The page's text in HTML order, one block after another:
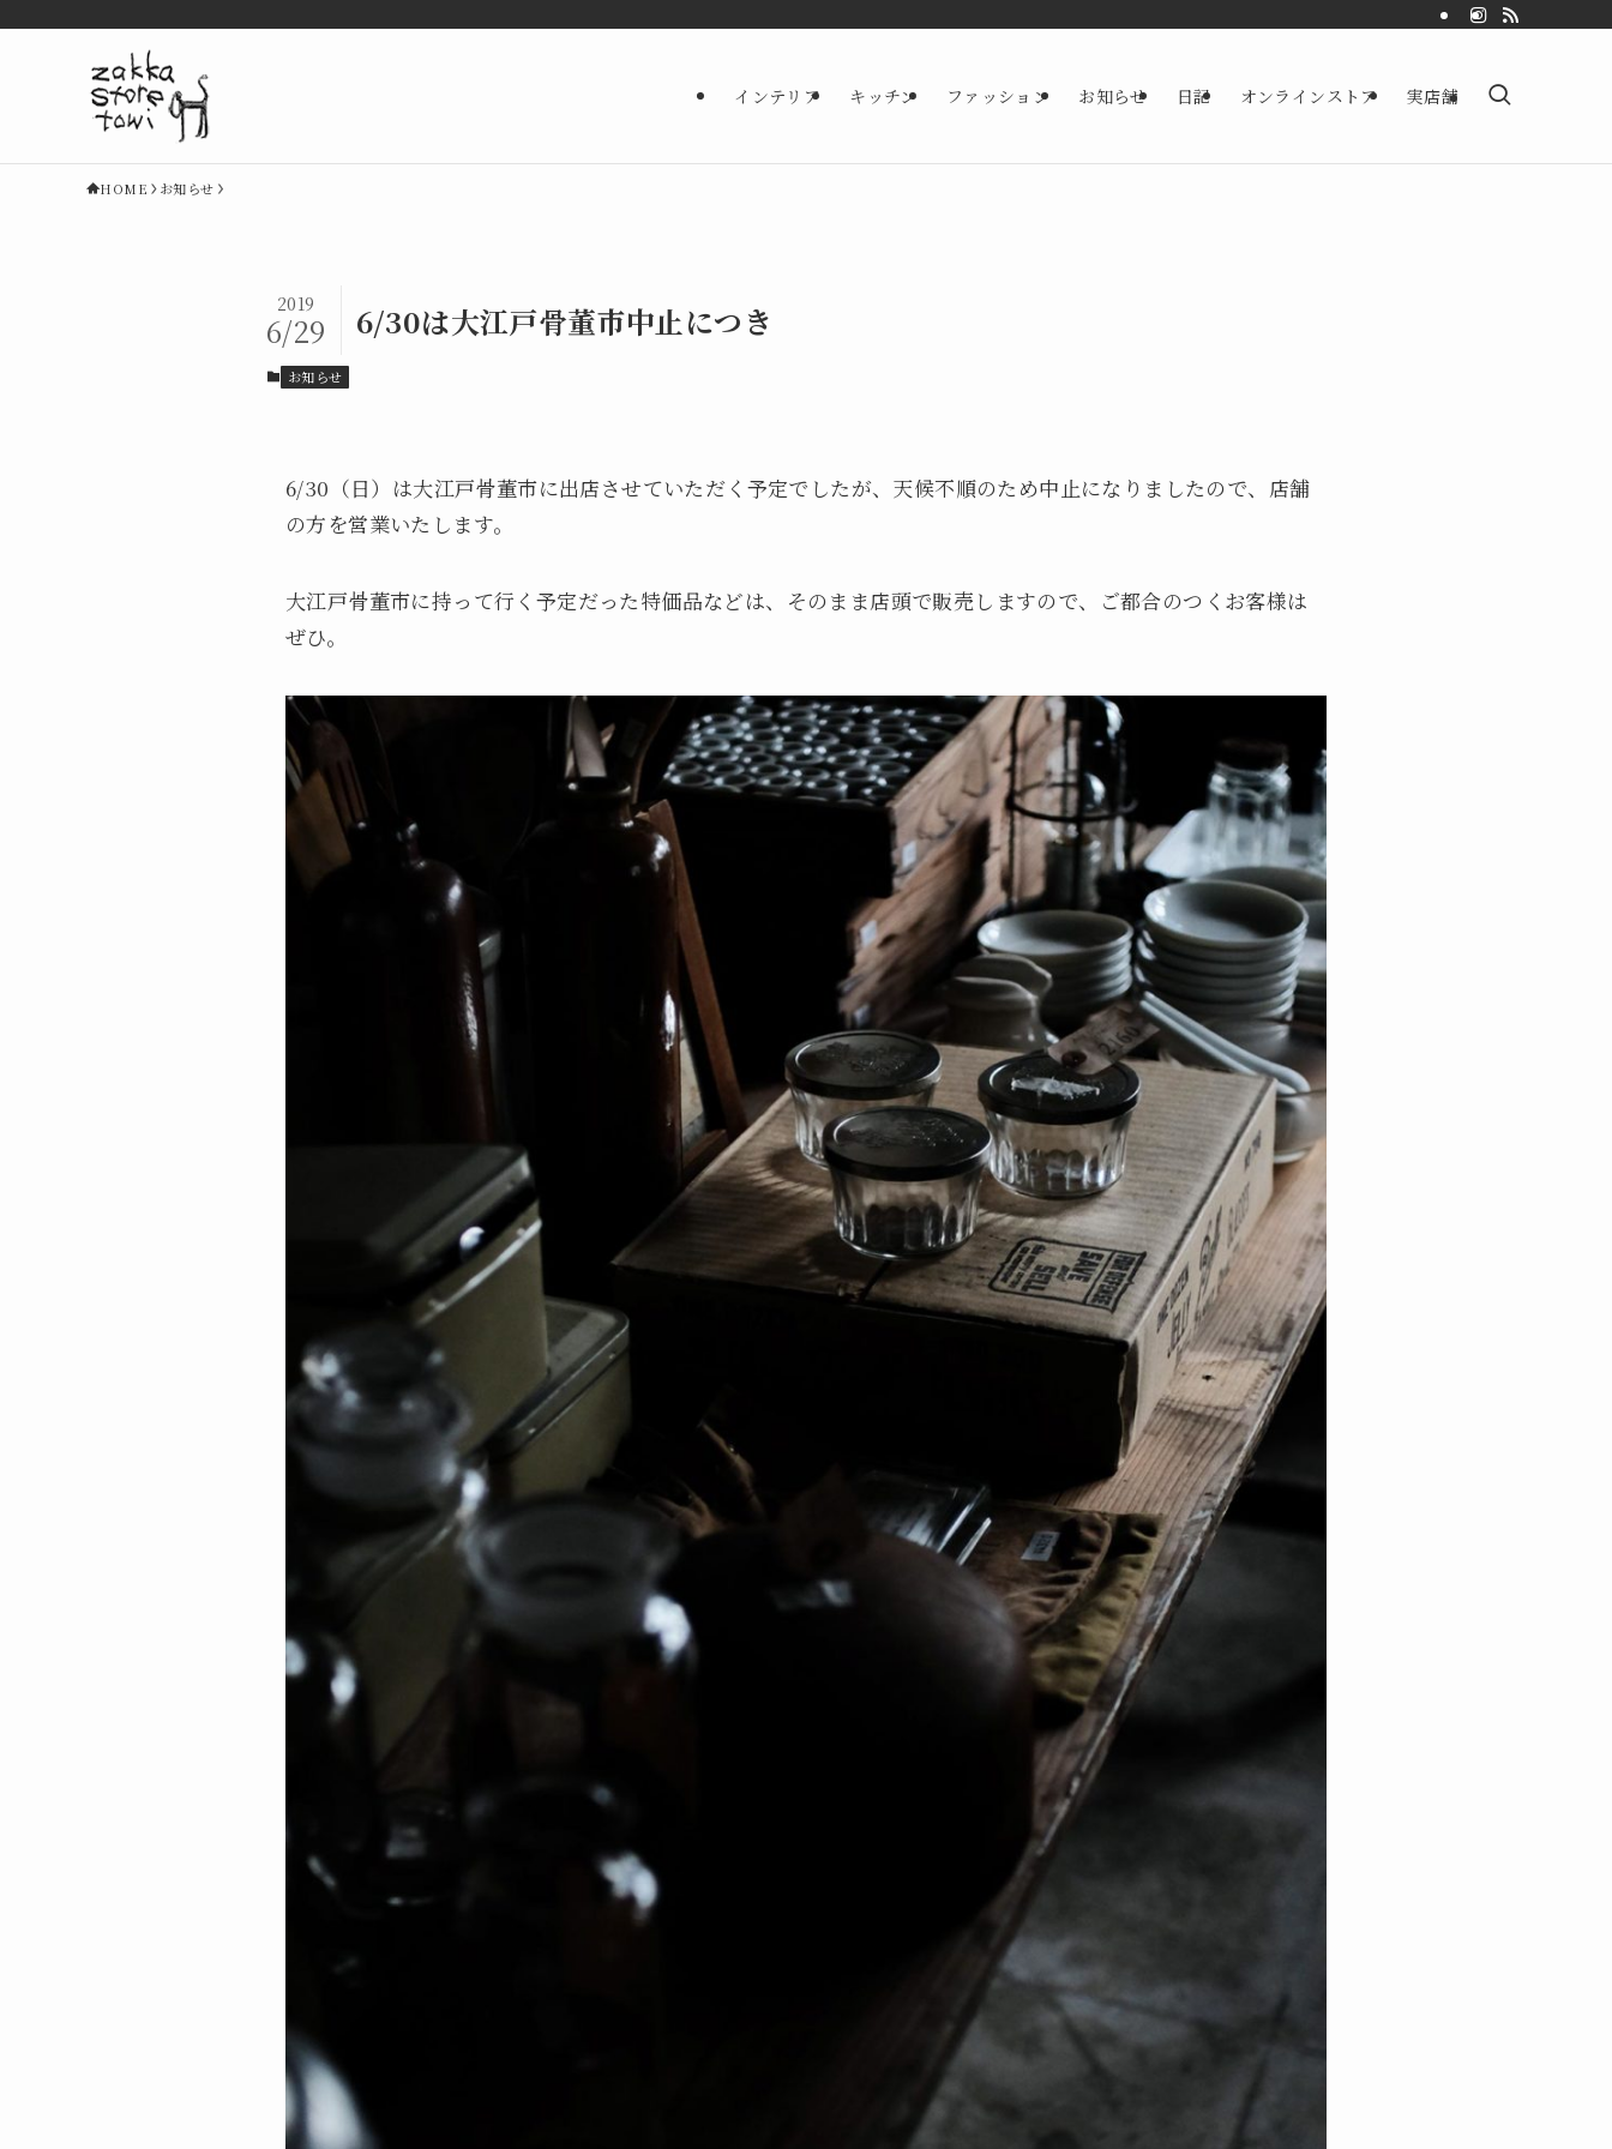
インテリア キッチン ファッション お知らせ 日記 オンラインストア 実店舗
HOME お知らせ
6/30は大江戸骨董市中止につき
2019
6/29
お知らせ
6/30（日）は大江戸骨董市に出店させていただく予定でしたが、天候不順のため中止になりましたので、店舗
の方を営業いたします。
大江戸骨董市に持って行く予定だった特価品などは、そのまま店頭で販売しますので、ご都合のつくお客様は
ぜひ。